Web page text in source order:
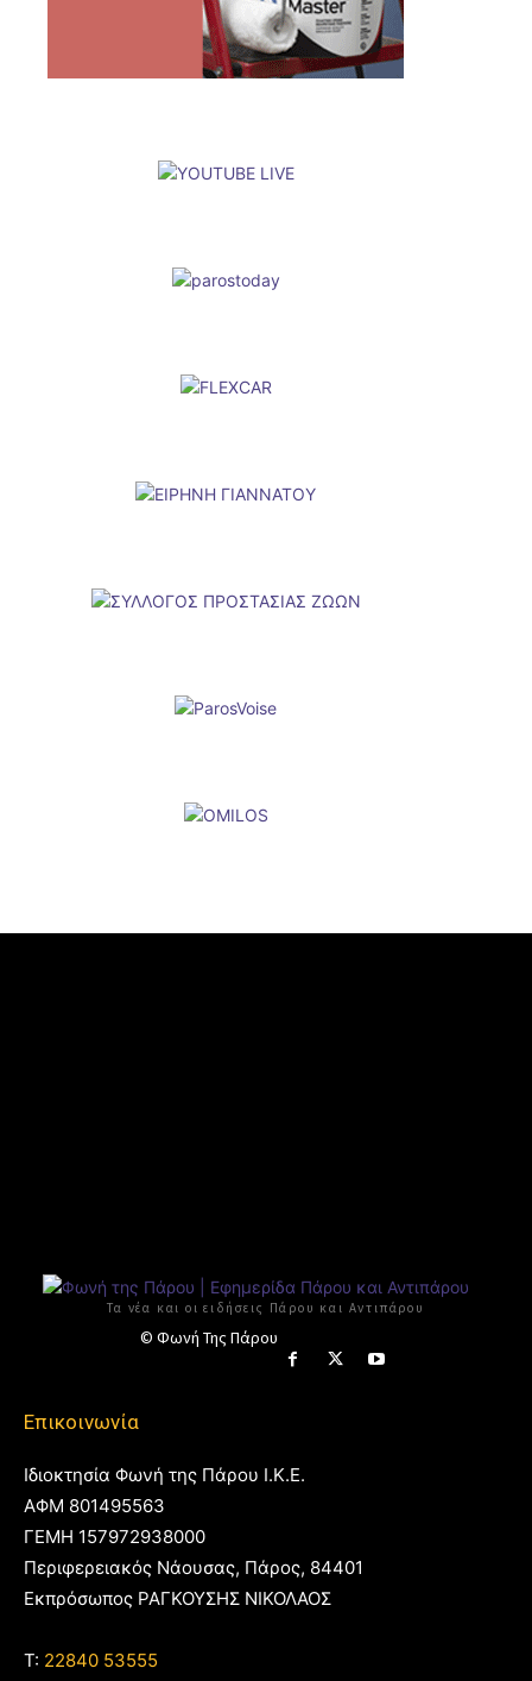
Τα νέα και οι ειδήσεις Πάρου και Αντιπάρου
© Φωνή Της Πάρου
Επικοινωνία
Ιδιοκτησία Φωνή της Πάρου Ι.Κ.Ε.
ΑΦΜ 801495563
ΓΕΜΗ 157972938000
Περιφερειακός Νάουσας, Πάρος, 84401
Εκπρόσωπος ΡΑΓΚΟΥΣΗΣ ΝΙΚΟΛΑΟΣ
T: 22840 53555